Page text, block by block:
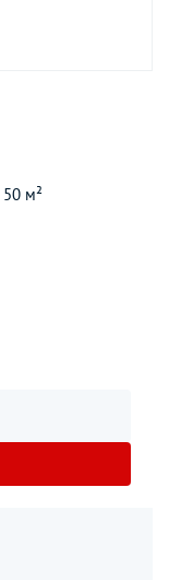
50 м²